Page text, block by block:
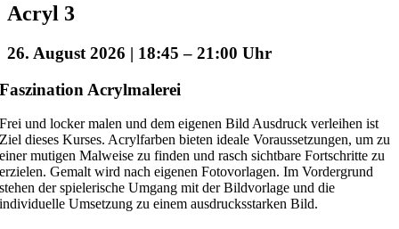
Acryl 3
26. August 2026 | 18:45 – 21:00
Faszination Acrylmalerei
Frei und locker malen und dem eigenen Bild Ausdruck verleihen ist
Ziel dieses Kurses. Acrylfarben bieten ideale Voraussetzungen, um zu
einer mutigen Malweise zu finden und rasch sichtbare Fortschritte zu
erzielen. Gemalt wird nach eigenen Fotovorlagen. Im Vordergrund
stehen der spielerische Umgang mit der Bildvorlage und die
individuelle Umsetzung zu einem ausdrucksstarken Bild.